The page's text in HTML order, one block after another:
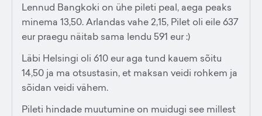
Lennud Bangkoki on ühe pileti peal, aega peaks
minema 13,50. Arlandas vahe 2,15, Pilet oli eile 637
eur praegu näitab sama lendu 591 eur :)
Läbi Helsingi oli 610 eur aga tund kauem sõitu
14,50 ja ma otsustasin, et maksan veidi rohkem ja
sõidan veidi vähem.
Pileti hindade muutumine on muidugi see millest